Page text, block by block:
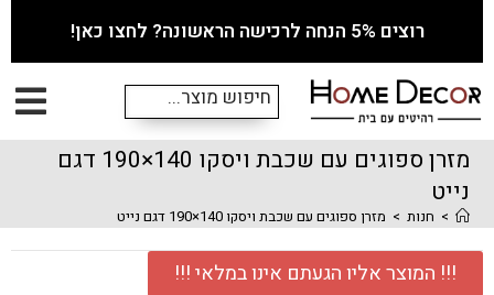
רוצים 5% הנחה לרכישה הראשונה? לחצו כאן!
מזרן ספוגים עם שכבת ויסקו 140×190 דגם
נייט
> חנות > מזרן ספוגים עם שכבת ויסקו 140×190 דגם נייט
!!! המוצר אליו הגעתם אינו במלאי !!!